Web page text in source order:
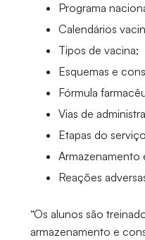
Programa
Calendários
Tipos de vacina;
Esquemas e
Fórmula
Vias de
Etapas do
Armazenamento
Reações
“Os alunos são
armazenamento e